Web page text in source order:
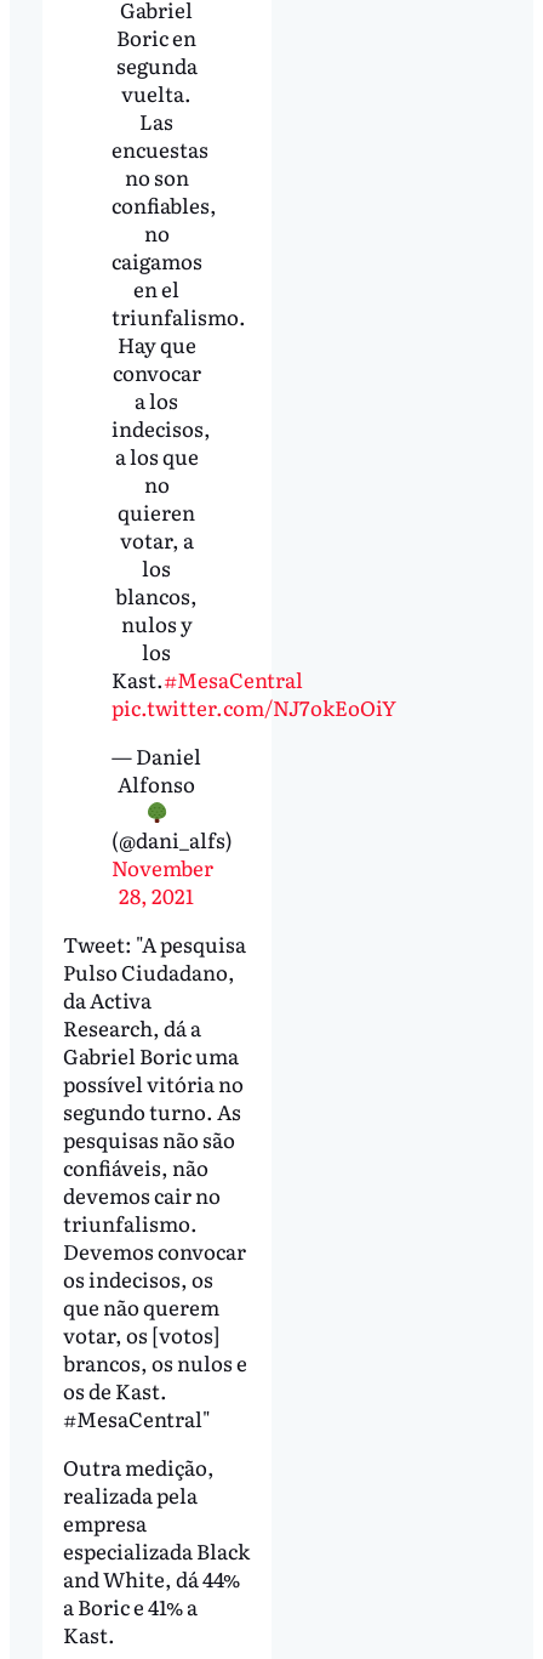
Gabriel
Boric en
segunda
vuelta.
Las
encuestas
no son
confiables,
no
caigamos
en el
triunfalismo.
Hay que
convocar
a los
indecisos,
a los que
no
quieren
votar, a
los
blancos,
nulos y
los
Kast.#MesaCentral
pic.twitter.com/NJ7okEoOiY
— Daniel
Alfonso
(@dani_alfs)
November
28, 2021
Tweet: "A pesquisa
Pulso Ciudadano,
da Activa
Research, dá a
Gabriel Boric uma
possível vitória no
segundo turno. As
pesquisas não são
confiáveis, não
devemos cair no
triunfalismo.
Devemos convocar
os indecisos, os
que não querem
votar, os [votos]
brancos, os nulos e
os de Kast.
#MesaCentral"
Outra medição,
realizada pela
empresa
especializada Black
and White, dá 44%
a Boric e 41% a
Kast.